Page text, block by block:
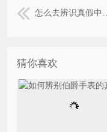
怎么去辨识真假中石化加油站
猜你喜欢